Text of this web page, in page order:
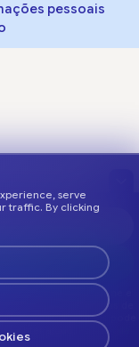
serve
traffic. By clicking
pessoais